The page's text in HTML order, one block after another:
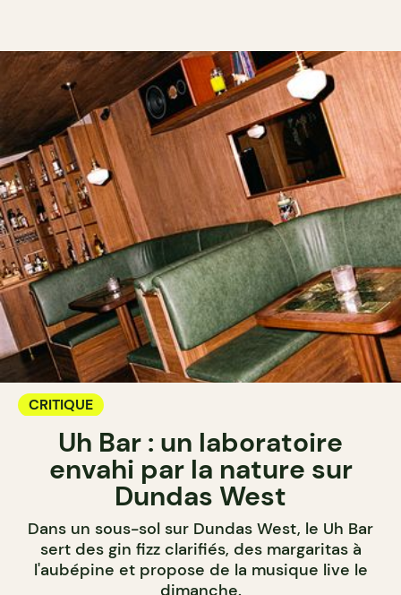
CRITIQUE
Uh Bar : un laboratoire
envahi par la nature sur
Dundas West
Dans un sous-sol sur Dundas West, le Uh Bar
sert des gin fizz clarifiés, des margaritas à
l'aubépine et propose de la musique live le
dimanche.